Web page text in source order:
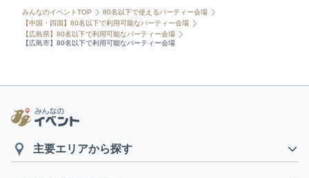
みんなのイベントTOP
80名以下で使えるパーティー会場
【中国・四国】80名以下で利用可能なパーティー会場
【広島県】80名以下で利用可能なパーティー会場
【広島市】80名以下で利用可能なパーティー会場
主要エリアから探す